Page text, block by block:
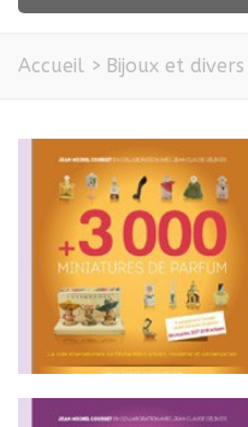
Accueil > Bijoux et divers